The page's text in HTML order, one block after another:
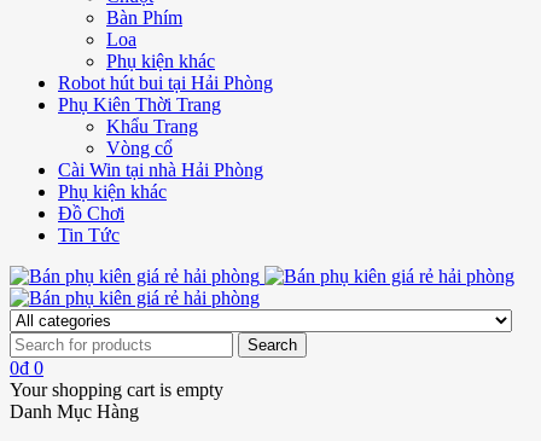
Bàn Phím
Loa
Phụ kiện khác
Robot hút bui tại Hải Phòng
Phụ Kiên Thời Trang
Khẩu Trang
Vòng cổ
Cài Win tại nhà Hải Phòng
Phụ kiện khác
Đồ Chơi
Tin Tức
0₫ 0
Your shopping cart is empty
Danh Mục Hàng